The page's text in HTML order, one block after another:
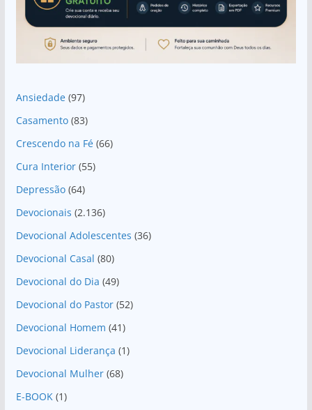
Ansiedade(97)
Casamento(83)
Crescendo na Fé(66)
Cura Interior(55)
Depressão(64)
Devocionais (2.136)
Devocional Adolescentes (36)
Devocional Casal (80)
Devocional do Dia (49)
Devocional do Pastor(52)
Devocional Homem (41)
Devocional Liderança (1)
Devocional Mulher(68)
E-BOOK (1)